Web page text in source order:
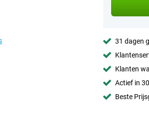
31 dagen
Klanten
Actief in
Beste